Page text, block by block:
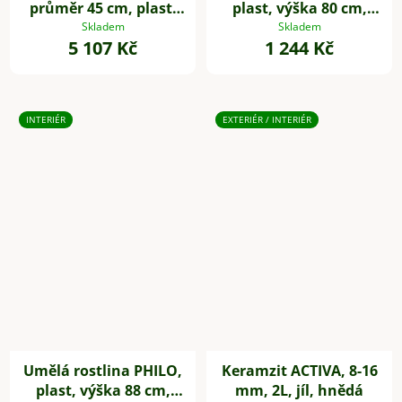
průměr 45 cm, plast,
zelená
Skladem
5 107 Kč
plast, výška 80 cm,
zelená
Skladem
1 244 Kč
INTERIÉR
Umělá rostlina PHILO,
plast, výška 88 cm,
EXTERIÉR / INTERIÉR
Keramzit ACTIVA, 8-16
mm, 2L, jíl, hnědá